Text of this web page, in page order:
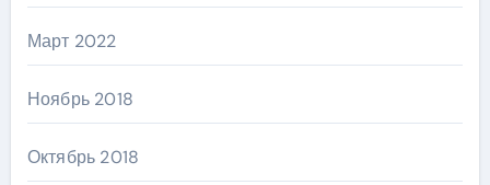
Март 2022
Ноябрь 2018
Октябрь 2018